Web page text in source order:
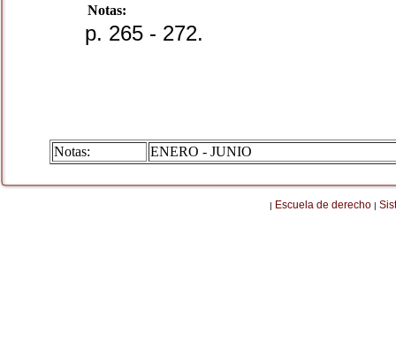
Notas:
p. 265 - 272.
Notas: ENERO - JUNIO
| Escuela de derecho |